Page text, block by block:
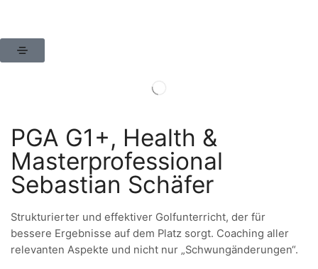
PGA G1+, Health &
Masterprofessional
Sebastian Schäfer
Strukturierter und effektiver Golfunterricht, der für
bessere Ergebnisse auf dem Platz sorgt. Coaching aller
relevanten Aspekte und nicht nur „Schwungänderungen“.